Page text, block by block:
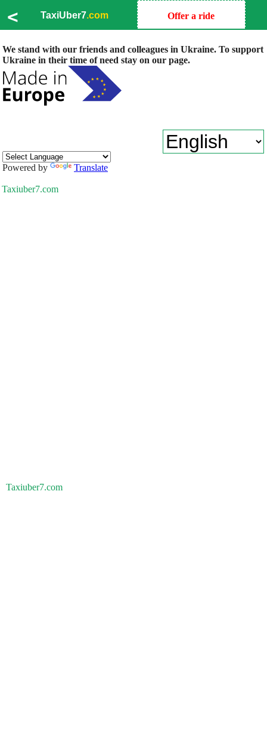
< TaxiUber7.com Offer a ride
We stand with our friends and colleagues in Ukraine. To support
Ukraine in their time of need stay on our page.
Powered by Translate
Taxiuber7.com
Taxiuber7.com